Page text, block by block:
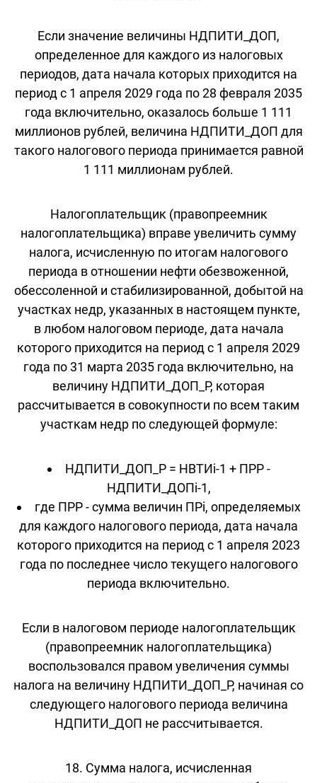
Если значение величины НДПИТИ_ДОП,
определенное для каждого из налоговых
периодов, дата начала которых приходится на
период с 1 апреля 2029 года по 28 февраля 2035
года включительно, оказалось больше 1 111
миллионов рублей, величина НДПИТИ_ДОП для
такого налогового периода принимается равной
1 111 миллионам рублей.
Налогоплательщик (правопреемник
налогоплательщика) вправе увеличить сумму
налога, исчисленную по итогам налогового
периода в отношении нефти обезвоженной,
обессоленной и стабилизированной, добытой на
участках недр, указанных в настоящем пункте,
в любом налоговом периоде, дата начала
которого приходится на период с 1 апреля 2029
года по 31 марта 2035 года включительно, на
величину НДПИТИ_ДОП_Р, которая
рассчитывается в совокупности по всем таким
участкам недр по следующей формуле:
НДПИТИ_ДОП_Р = НВТИi-1 + ПРР -
НДПИТИ_ДОПi-1,
где ПРР - сумма величин ПРi, определяемых
для каждого налогового периода, дата начала
которого приходится на период с 1 апреля 2023
года по последнее число текущего налогового
периода включительно.
Если в налоговом периоде налогоплательщик
(правопреемник налогоплательщика)
воспользовался правом увеличения суммы
налога на величину НДПИТИ_ДОП_Р, начиная со
следующего налогового периода величина
НДПИТИ_ДОП не рассчитывается.
18. Сумма налога, исчисленная